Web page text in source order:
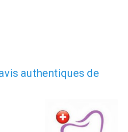
authentiques de